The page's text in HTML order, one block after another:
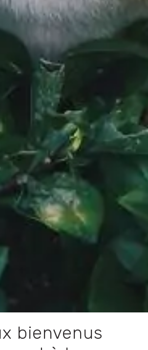
bienvenus